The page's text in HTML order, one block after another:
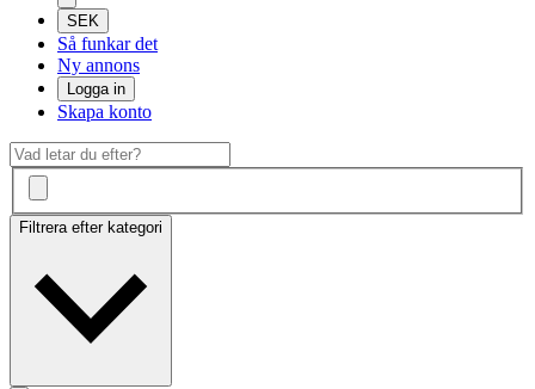
SEK
Så funkar det
Ny annons
Logga in
Skapa konto
Filtrera efter kategori